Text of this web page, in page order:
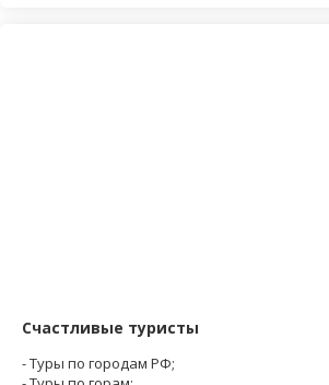
Счастливые туристы
- Туры по городам РФ;